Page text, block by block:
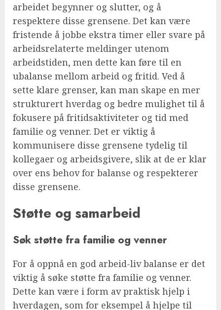
arbeidet begynner og slutter, og å
respektere disse grensene. Det kan være
fristende å jobbe ekstra timer eller svare på
arbeidsrelaterte meldinger utenom
arbeidstiden, men dette kan føre til en
ubalanse mellom arbeid og fritid. Ved å
sette klare grenser, kan man skape en mer
strukturert hverdag og bedre mulighet til å
fokusere på fritidsaktiviteter og tid med
familie og venner. Det er viktig å
kommunisere disse grensene tydelig til
kollegaer og arbeidsgivere, slik at de er klar
over ens behov for balanse og respekterer
disse grensene.
Støtte og samarbeid
Søk støtte fra familie og venner
For å oppnå en god arbeid-liv balanse er det
viktig å søke støtte fra familie og venner.
Dette kan være i form av praktisk hjelp i
hverdagen, som for eksempel å hjelpe til